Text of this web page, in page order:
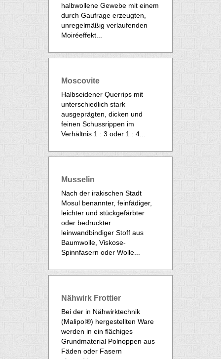
halbwollene Gewebe mit einem
durch Gaufrage erzeugten,
unregelmäßig verlaufenden
Moiréeffekt...
Moscovite
Halbseidener Querrips mit
unterschiedlich stark
ausgeprägten, dicken und
feinen Schussrippen im
Verhältnis 1 : 3 oder 1 : 4...
Musselin
Nach der irakischen Stadt
Mosul benannter, feinfädiger,
leichter und stückgefärbter
oder bedruckter
leinwandbindiger Stoff aus
Baumwolle, Viskose-
Spinnfasern oder Wolle...
Nähwirk Frottier
Bei der in Nähwirktechnik
(Malipol®) hergestellten Ware
werden in ein flächiges
Grundmaterial Polnoppen aus
Fäden oder Fasern